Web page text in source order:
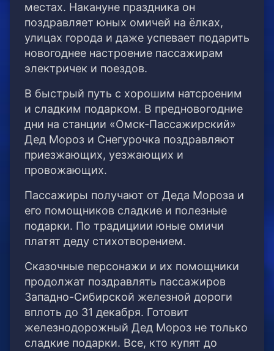
местах. Накануне праздника он
поздравляет юных омичей на ёлках,
улицах города и даже успевает подарить
новогоднее настроение пассажирам
электричек и поездов.
В быстрый путь с хорошим натсроеним
и сладким подарком. В предновогодние
дни на станции «Омск-Пассажирский»
Дед Мороз и Снегурочка поздравляют
приезжающих, уезжающих и
провожающих.
Пассажиры получают от Деда Мороза и
его помощников сладкие и полезные
подарки. По традициии юные омичи
платят деду стихотворением.
Сказочные персонажи и их помощники
продолжат поздравлять пассажиров
Западно-Сибирской железной дороги
вплоть до 31 декабря. Готовит
железнодорожный Дед Мороз не только
сладкие подарки. Все, кто купят до